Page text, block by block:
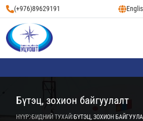
(+976)89629191
Бүтэц, зохион байгуулалт
НҮҮР БИДНИЙ ТУХАЙ БҮТЭЦ, ЗОХИОН